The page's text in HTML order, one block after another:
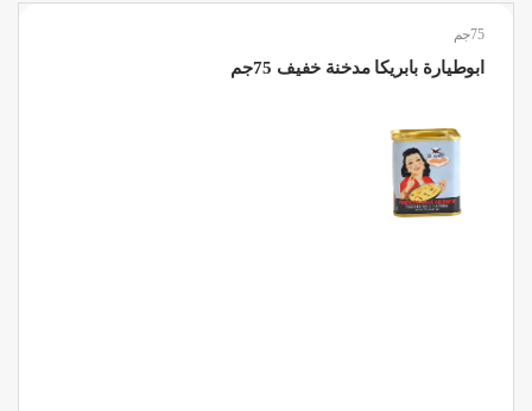
75جم
ابوطيارة بابريكا مدخنة خفيف 75جم